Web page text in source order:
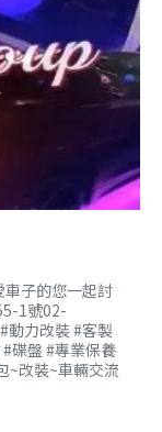
子的您一起討
1號02-
動力改裝 #客製
碟盤 #專業保養
~改裝~車輛交流